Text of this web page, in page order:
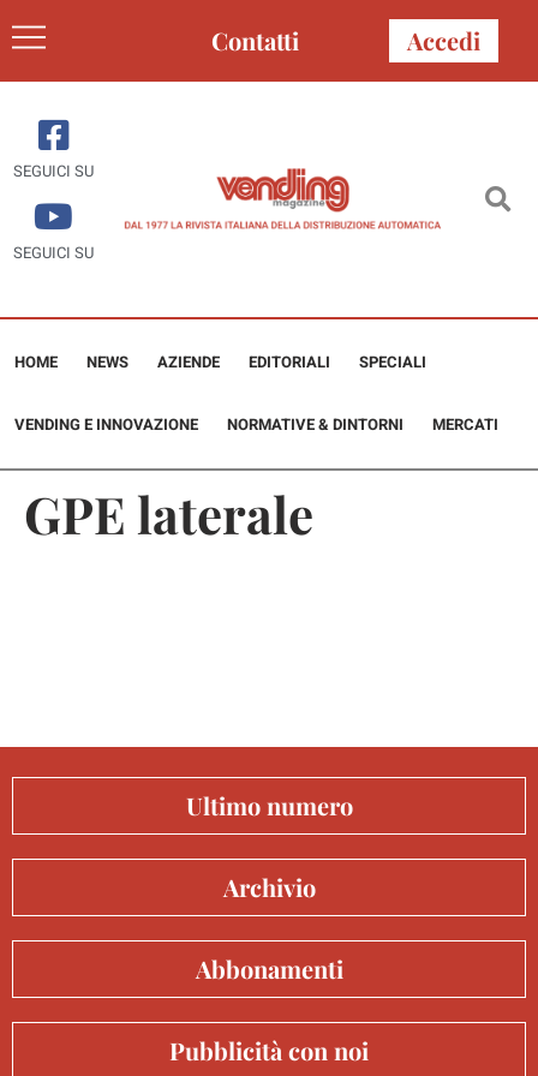
Contatti Accedi
SEGUICI SU
SEGUICI SU
HOME NEWS AZIENDE EDITORIALI SPECIALI
VENDING E INNOVAZIONE NORMATIVE & DINTORNI MERCATI
GPE laterale
Ultimo numero
Archivio
Abbonamenti
Pubblicità con noi